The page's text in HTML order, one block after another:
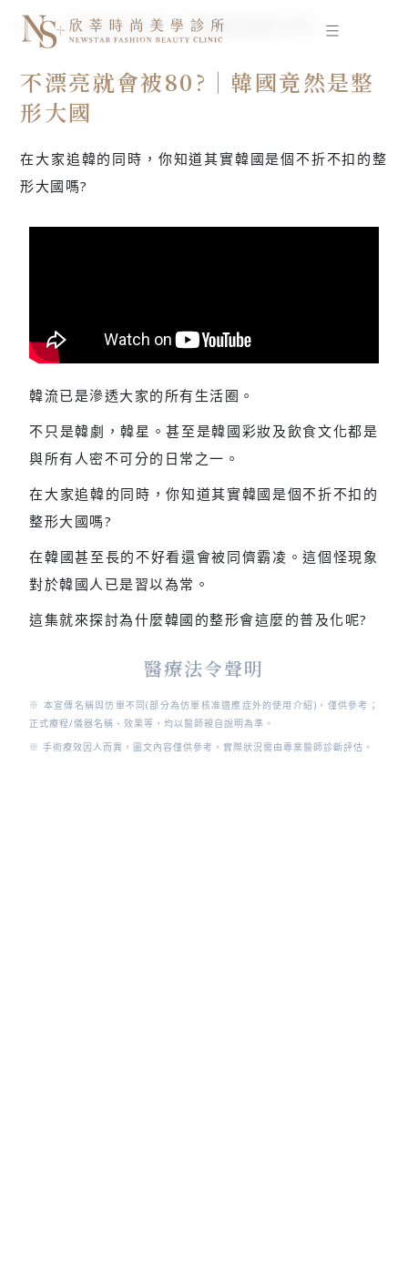
首頁 不漂亮就會被80?｜韓國竟然是整形大國
不漂亮就會被80?｜韓國竟然是整
形大國
在大家追韓的同時，你知道其實韓國是個不折不扣的整
形大國嗎?
韓流已是滲透大家的所有生活圈。
不只是韓劇，韓星。甚至是韓國彩妝及飲食文化都是
與所有人密不可分的日常之一。
在大家追韓的同時，你知道其實韓國是個不折不扣的
整形大國嗎?
在韓國甚至長的不好看還會被同儕霸凌。這個怪現象
對於韓國人已是習以為常。
這集就來探討為什麼韓國的整形會這麼的普及化呢?
醫療法令聲明
※ 本宣傳名稱與仿單不同(部分為仿單核准適應症外的使用介紹)，僅供參考；
正式療程/儀器名稱、效果等，均以醫師親自說明為準。
※ 手術療效因人而異，圖文內容僅供參考，實際狀況需由專業醫師診斷評估。